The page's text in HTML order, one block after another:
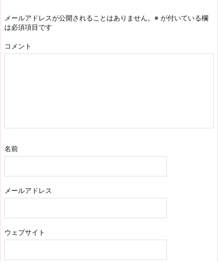
メールアドレスが公開されることはありません。 ※ が付いている欄
は必須項目です
コメント
名前
メールアドレス
ウェブサイト